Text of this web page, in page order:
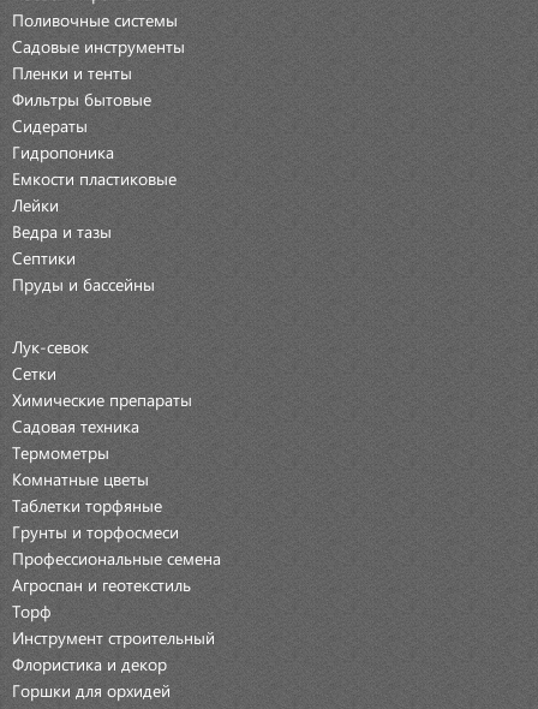
Поливочные системы
Садовые инструменты
Пленки и тенты
Фильтры бытовые
Сидераты
Гидропоника
Емкости пластиковые
Лейки
Ведра и тазы
Септики
Пруды и бассейны
Лук-севок
Сетки
Химические препараты
Садовая техника
Термометры
Комнатные цветы
Таблетки торфяные
Грунты и торфосмеси
Профессиональные семена
Агроспан и геотекстиль
Торф
Инструмент строительный
Флористика и декор
Горшки для орхидей